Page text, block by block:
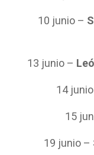
10 junio –
13 junio –
14
15
19 junio –